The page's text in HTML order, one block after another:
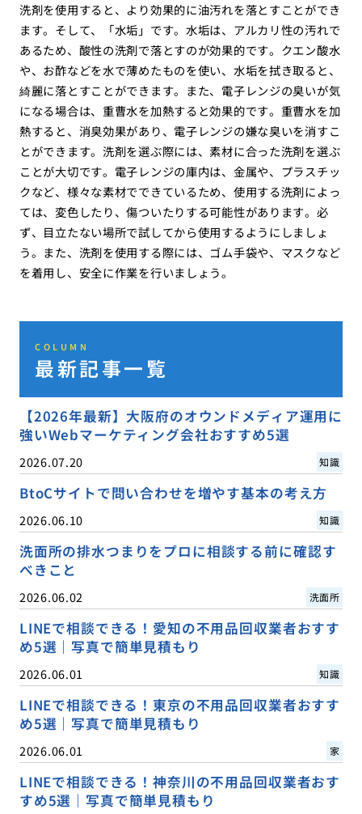
洗剤を使用すると、より効果的に油汚れを落とすことができ
ます。そして、「水垢」です。水垢は、アルカリ性の汚れで
あるため、酸性の洗剤で落とすのが効果的です。クエン酸水
や、お酢などを水で薄めたものを使い、水垢を拭き取ると、
綺麗に落とすことができます。また、電子レンジの臭いが気
になる場合は、重曹水を加熱すると効果的です。重曹水を加
熱すると、消臭効果があり、電子レンジの嫌な臭いを消すこ
とができます。洗剤を選ぶ際には、素材に合った洗剤を選ぶ
ことが大切です。電子レンジの庫内は、金属や、プラスチッ
クなど、様々な素材でできているため、使用する洗剤によっ
ては、変色したり、傷ついたりする可能性があります。必
ず、目立たない場所で試してから使用するようにしましょ
う。また、洗剤を使用する際には、ゴム手袋や、マスクなど
を着用し、安全に作業を行いましょう。
COLUMN
最新記事一覧
【2026年最新】大阪府のオウンドメディア運用に
強いWebマーケティング会社おすすめ5選
2026.07.20 知識
BtoCサイトで問い合わせを増やす基本の考え方
2026.06.10 知識
洗面所の排水つまりをプロに相談する前に確認す
べきこと
2026.06.02 洗面所
LINEで相談できる！愛知の不用品回収業者おすす
め5選｜写真で簡単見積もり
2026.06.01 知識
LINEで相談できる！東京の不用品回収業者おすす
め5選｜写真で簡単見積もり
2026.06.01 家
LINEで相談できる！神奈川の不用品回収業者おす
すめ5選｜写真で簡単見積もり